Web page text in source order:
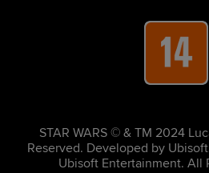
STAR WARS © & TM 2024
Reserved. Developed by
Ubisoft Entertainment. All